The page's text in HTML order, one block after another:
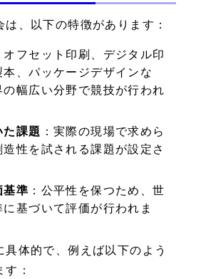
は、以下の特徴があります：
オフセット印刷、デジタル印
本、パッケージデザインな
の幅広い分野で競技が行われ
課題 ：実際の現場で求めら
性を試される課題が設定さ
基準 ：公平性を保つため、世
基づいて評価が行われま
具体的で、例えば以下のよう
：